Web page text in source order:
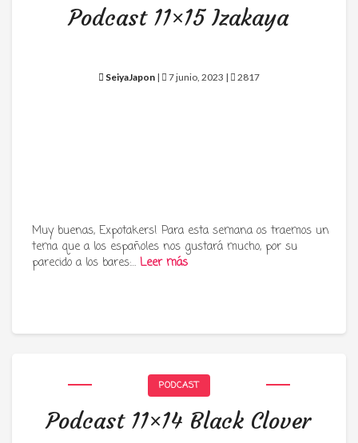
Podcast 11×15 Izakaya
SeiyaJapon | 7 junio, 2023 | 2817
Muy buenas, Expotakers! Para esta semana os traemos un
tema que a los españoles nos gustará mucho, por su
parecido a los bares:… Leer más
PODCAST
Podcast 11×14 Black Clover